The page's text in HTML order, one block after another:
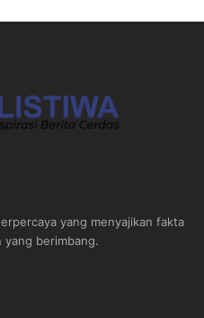
yang menyajikan fakta
yang berimbang.